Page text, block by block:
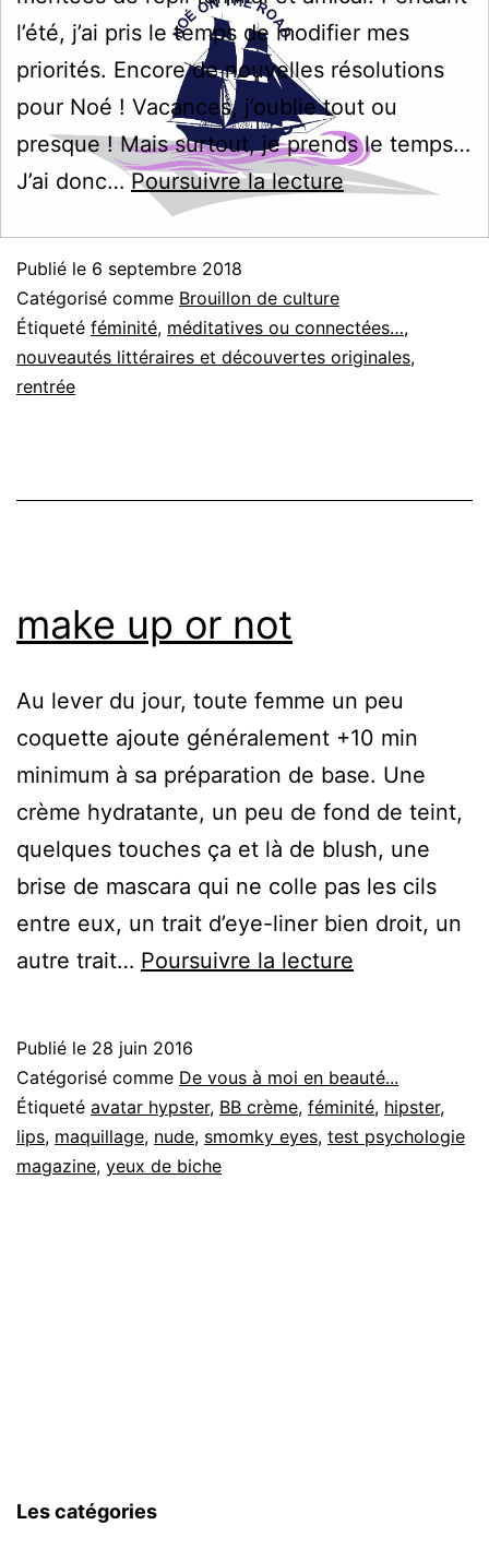
l’été, j’ai pris le temps de modifier mes
priorités. Encore de nouvelles résolutions
pour Noé ! Vacances, j’oublie tout ou
presque ! Mais surtout, je prends le temps…
J’ai donc…Poursuivre la lectureRentrée
Publié le 6 septembre 2018
Catégorisé comme Brouillon de culture
Étiqueté féminité, méditatives ou connectées…,
nouveautés littéraires et découvertes originales,
rentrée
make up or not
Au lever du jour, toute femme un peu
coquette ajoute généralement +10 min
minimum à sa préparation de base. Une
crème hydratante, un peu de fond de teint,
quelques touches ça et là de blush, une
brise de mascara qui ne colle pas les cils
entre eux, un trait d’eye-liner bien droit, un
autre trait… Poursuivre la lecture
not
Publié le 28 juin 2016
Catégorisé comme De vous à moi en beauté...
Étiqueté avatar hypster, BB crème, féminité, hipster,
lips, maquillage, nude, smomky eyes, test psychologie
magazine, yeux de biche
Les catégories